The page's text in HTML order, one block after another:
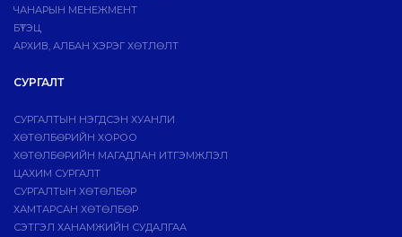
ЧАНАРЫН МЕНЕЖМЕНТ
БҮТЭЦ
АРХИВ, АЛБАН ХЭРЭГ ХӨТЛӨЛТ
СУРГАЛТ
СУРГАЛТЫН НЭГДСЭН ХУАНЛИ
ХӨТӨЛБӨРИЙН ХОРОО
ХӨТӨЛБӨРИЙН МАГАДЛАН ИТГЭМЖЛЭЛ
ЦАХИМ СУРГАЛТ
СУРГАЛТЫН ХӨТӨЛБӨР
ХАМТАРСАН ХӨТӨЛБӨР
СЭТГЭЛ ХАНАМЖИЙН СУДАЛГАА